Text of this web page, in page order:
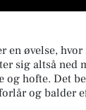
en øvelse,
sig altså ned
og hofte. Det
og balder